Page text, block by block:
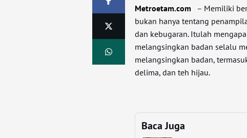
Metroetam.com
– Memiliki
bukan hanya tentang
dan kebugaran. Itulah
melangsingkan badan selalu
melangsingkan badan,
delima, dan teh hijau.
Baca Juga